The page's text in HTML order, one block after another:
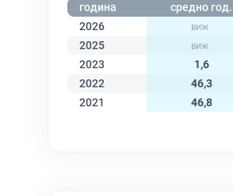
година средно год.
2026
2025
2023
1,6
2022
46,3
2021
46,8